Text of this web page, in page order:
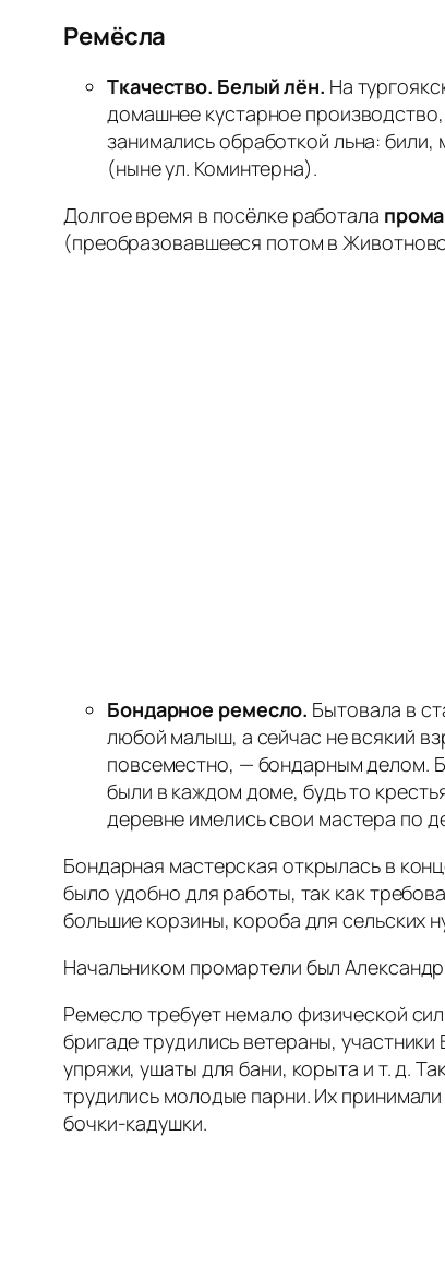
Ремёсла
Ткачество. Белый лён. На
домашнее кустарное
занимались обработкой льна: били,
(ныне ул. Коминтерна).
Долгое время в посёлке работала
(преобразовавшееся потом в
Бондарное ремесло. Бытовала в
любой малыш, а сейчас не всякий
повсеместно, — бондарным делом.
были в каждом доме, будь то
деревне имелись свои мастера по
Бондарная мастерская открылась в
было удобно для работы, так как
большие корзины, короба для сельских
Начальником промартели был
Ремесло требует немало физической
бригаде трудились ветераны,
упряжи, ушаты для бани, корыта и т. д.
трудились молодые парни. Их
бочки‑кадушки.